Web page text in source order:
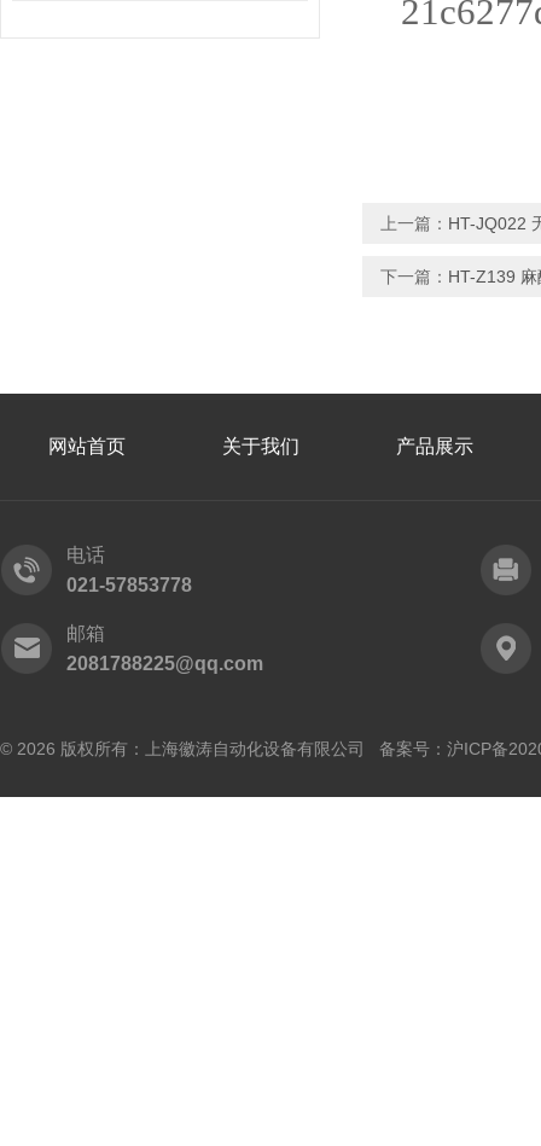
上一篇： HT-JQ022
下一篇： HT-Z139
网站首页 关于我们 产品展示
电话
021-57853778
邮箱
2081788225@qq.com
© 2026 版权所有：上海徽涛自动化设备有限公司 备案号： 沪ICP备